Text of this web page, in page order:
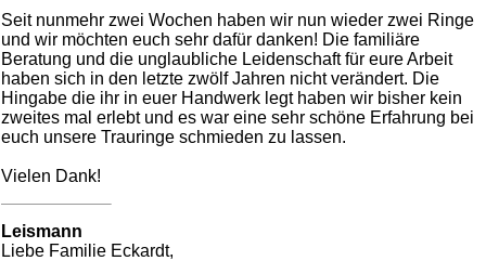
Seit nunmehr zwei Wochen haben wir nun wieder zwei Ringe
und wir möchten euch sehr dafür danken! Die familiäre
Beratung und die unglaubliche Leidenschaft für eure Arbeit
haben sich in den letzte zwölf Jahren nicht verändert. Die
Hingabe die ihr in euer Handwerk legt haben wir bisher kein
zweites mal erlebt und es war eine sehr schöne Erfahrung bei
euch unsere Trauringe schmieden zu lassen.
Vielen Dank!
Leismann
Liebe Familie Eckardt,